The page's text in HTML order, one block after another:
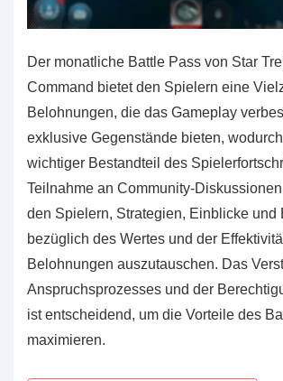
Der monatliche Battle Pass von Star
Command bietet den Spielern eine
Belohnungen, die das Gameplay
exklusive Gegenstände bieten,
wichtiger Bestandteil des
Teilnahme an Community-
den Spielern, Strategien, Einblicke und
bezüglich des Wertes und der
Belohnungen auszutauschen. Das
Anspruchsprozesses und der
ist entscheidend, um die Vorteile des
maximieren.